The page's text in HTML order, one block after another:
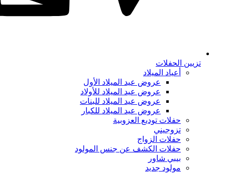
تزيين الحفلات
أعياد الميلاد
عروض عيد الميلاد الأول
عروض عيد الميلاد للأولاد
عروض عيد الميلاد للبنات
عروض عيد الميلاد للكبار
حفلات توديع العزوبية
تزوجيني
حفلات الزواج
حفلات الكشف عن جنس المولود
بيبي شاور
مولود جديد